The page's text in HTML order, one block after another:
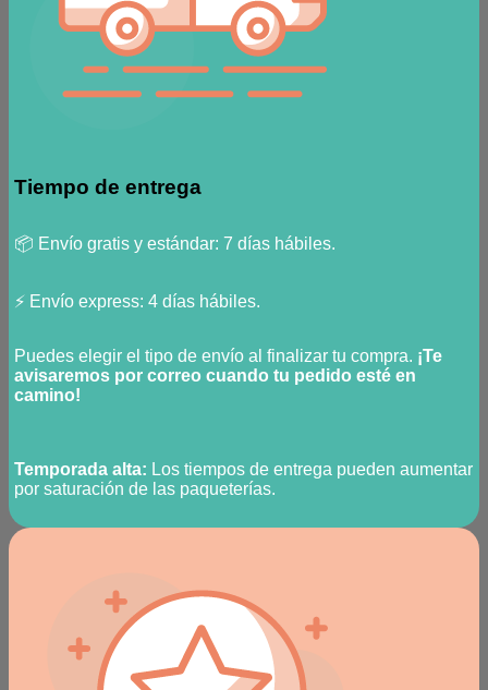
Tiempo de entrega
📦 Envío gratis y estándar: 7 días hábiles.
⚡ Envío express: 4 días hábiles.
Puedes elegir el tipo de envío al finalizar tu compra. ¡Te
avisaremos por correo cuando tu pedido esté en
camino!
Temporada alta: Los tiempos de entrega pueden aumentar
por saturación de las paqueterías.